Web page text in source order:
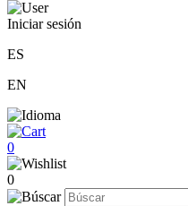
Iniciar sesión
ES
EN
0
0